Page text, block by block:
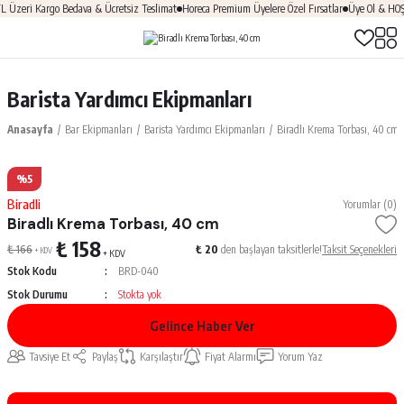
Kargo Bedava & Ücretsiz Teslimat Horeca Premium Üyelere Özel Fırsatlar Üye Ol &
Barista Yardımcı Ekipmanları
Anasayfa Bar Ekipmanları Barista Yardımcı Ekipmanları Biradlı Krema Torbası, 40 cm
%5
Biradli Yorumlar (0)
Biradlı Krema Torbası, 40 cm
₺ 166 + KDV ₺ 158+ KDV ₺ 20 den başlayan taksitlerle!Taksit Seçenekleri
Stok Kodu
BRD-040
Stok Durumu
Stokta yok
Gelince Haber Ver
Tavsiye Et Paylaş Karşılaştır Fiyat Alarmı Yorum Yaz